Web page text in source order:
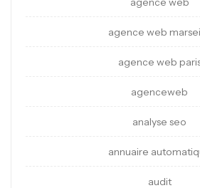
agence web
agence web
agenceweb
analyse seo
annuaire
audit